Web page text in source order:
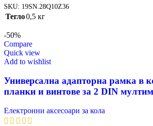
SKU: 19SN.28Q10Z36
Тегло0,5 кг
-50%
Compare
Quick view
Add to wishlist
Универсална адапторна рамка в
планки и винтове за 2 DIN
Електронни аксесоари за кола